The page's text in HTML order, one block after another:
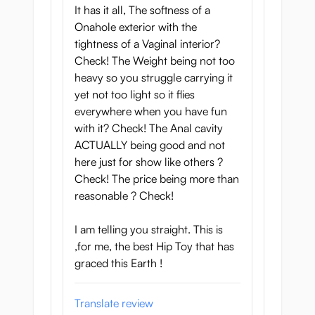
spetsen pålivmoderhalsenträffar toppen
av din kuk. Den är formad som en liten
munk. Det här är en trevlig och mild typ av
stimulering ... Men du kan ta det ännu
längre! Tryck in den här snäva
livmoderhalsen, känn att den sveper runt
dig och fyll ut Puni Ana helt och hållet - du
kommer inte hålla särskilt länge om du gör
detta!
Kiwamis fitta har en dubbelskiktstruktur. Det
betyder att insidan är fodrad med ett
används för huden och röven: detta rosa
material ser inbjudande ut och har
konstruerats specifikt för att kännas som en
riktig vagina.
Tajt röv: den perfekt
It has it all, The softness of a
Onahole exterior with the
tightness of a Vaginal interior?
Check! The Weight being not too
heavy so you struggle carrying it
yet not too light so it flies
everywhere when you have fun
with it? Check! The Anal cavity
ACTUALLY being good and not
here just for show like others ?
Check! The price being more than
reasonable ? Check!
I am telling you straight. This is
,for me, the best Hip Toy that has
graced this Earth !
Translate review